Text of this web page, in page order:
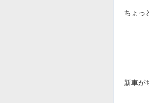
ちょっ
新車が